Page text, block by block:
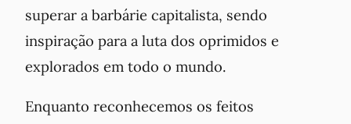
superar a barbárie capitalista, sendo
inspiração para a luta dos oprimidos e
explorados em todo o mundo.
Enquanto reconhecemos os feitos